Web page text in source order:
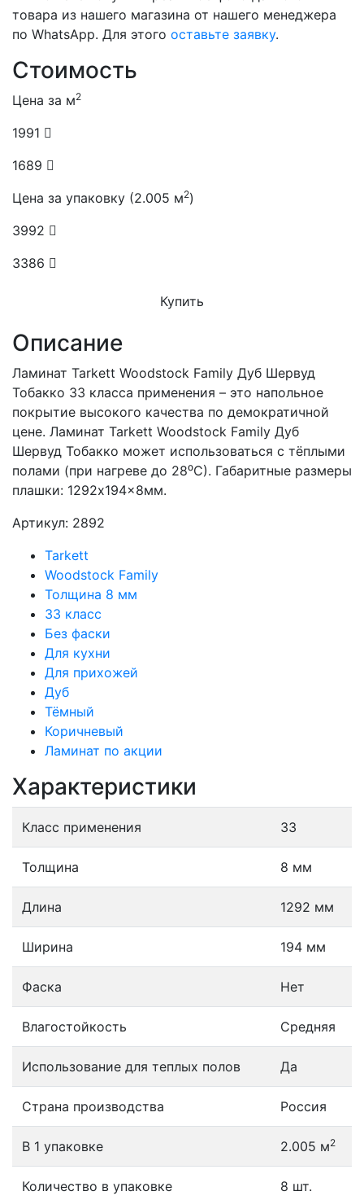
товара из нашего магазина от нашего менеджера
по WhatsApp. Для этого оставьте заявку.
Стоимость
Цена за м2
1991
1689
Цена за упаковку (2.005 м2)
3992
3386
Купить
Описание
Ламинат Tarkett Woodstock Family Дуб Шервуд
Тобакко 33 класса применения – это напольное
покрытие высокого качества по демократичной
цене. Ламинат Tarkett Woodstock Family Дуб
Шервуд Тобакко может использоваться с тёплыми
полами (при нагреве до 28⁰С). Габаритные размеры
плашки: 1292x194x8мм.
Артикул: 2892
Tarkett
Woodstock Family
Толщина 8 мм
33 класс
Без фаски
Для кухни
Для прихожей
Дуб
Тёмный
Коричневый
Ламинат по акции
Характеристики
Класс применения 33
Толщина 8 мм
Длина 1292 мм
Ширина 194 мм
Фаска Нет
Влагостойкость Средняя
Использование для теплых полов Да
Страна производства Россия
В 1 упаковке 2.005 м2
Количество в упаковке 8 шт.